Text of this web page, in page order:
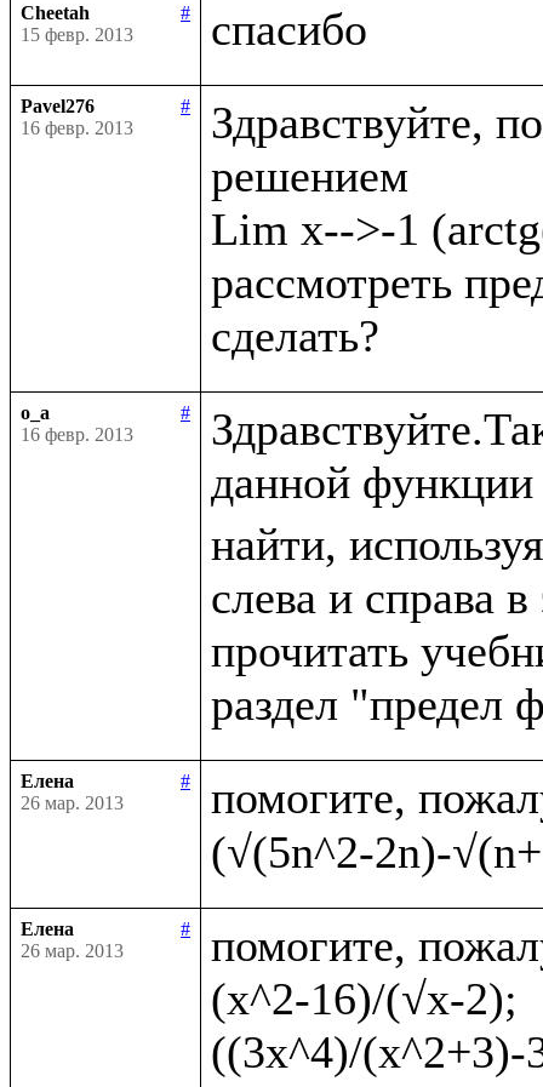
Cheetah
#
15 февр. 2013
Pavel276
#
16 февр. 2013
Здравствуйте,
решением
Lim x-->-1
рассмотреть
o_a
#
16 февр. 2013
данной
найти,
слева и справа
прочитать
Елена
#
26 мар. 2013
помогите,
Елена
#
26 мар. 2013
помогите,
(x^2-16)/(√x-2);